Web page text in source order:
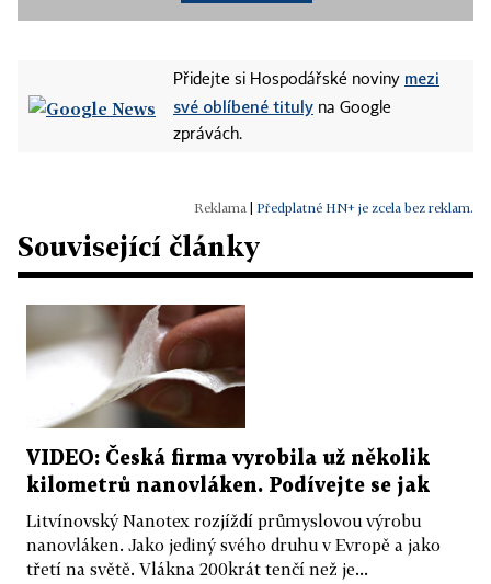
Přidejte si Hospodářské noviny mezi
své oblíbené tituly na Google
zprávách.
Předplatné HN+ je zcela bez reklam.
Související články
VIDEO: Česká firma vyrobila už několik
kilometrů nanovláken. Podívejte se jak
Litvínovský Nanotex rozjíždí průmyslovou výrobu
nanovláken. Jako jediný svého druhu v Evropě a jako
třetí na světě. Vlákna 200krát tenčí než je...